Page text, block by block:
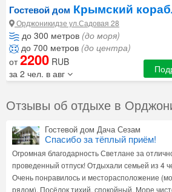
Гостевой дом Крымский
Орджоникидзе ул.Садовая 28
до 300 метров (до моря)
до 700 метров (до центра)
от2200 RUB
за 2 чел. в авг
Отзывы об отдыхе в
Гостевой дом Дача Сезам
Спасибо за тёплый приём!
Огромная благодарность Светлане за
проведенный отпуск! Отдыхали семьей из 4
Очень понравилось и месторасположение
рядом). Посёлок тихий, спокойный. Море